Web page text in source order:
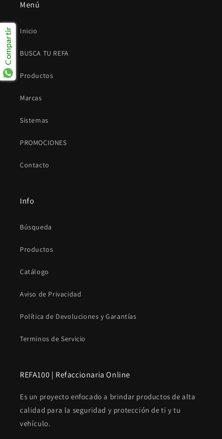
Menú
Inicio
BUSCA TU REFA
Productos
Marcas
Sistemas
PROMOCIONES
Contacto
Info
Búsqueda
Productos
Catálogo
Aviso de Privacidad
Política de Devoluciones y Garantías
Terminos de Servicio
REFA100 | Refaccionaria Online
Es un proyecto enfocado a brindar productos de alta
calidad para la seguridad y protección de ti y tu
vehículo.
Compartir